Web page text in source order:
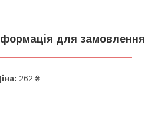
для замовлення
262 ₴